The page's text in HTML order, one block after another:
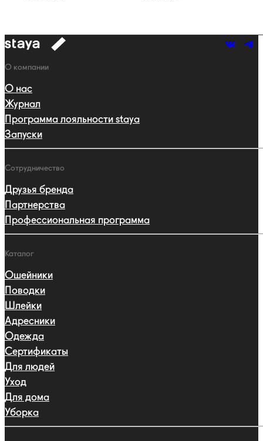
к
Навигация
О компании
О нас
Журнал
Программа лояльности staya
Запуски
Сотрудничество
Друзья бренда
Партнерства
Профессиональная программа
Каталог
Ошейники
Поводки
Шлейки
Адресники
Одежда
Сертификаты
Для людей
Уход
Для дома
Уборка